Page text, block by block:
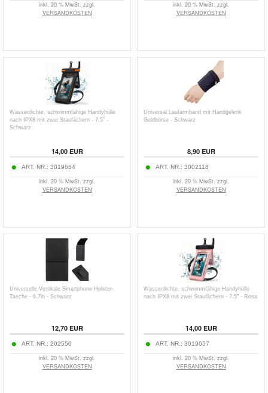
inkl. 20 % MwSt. zzgl.
VERSANDKOSTEN
inkl. 20 % MwSt. zzgl.
VERSANDKOSTEN
Wasserdichte, schwimmfähige Handyhülle
nach IPX8 mit zwei Staufächern - 7.5" -
Schwarz
14,00EUR
ART. NR.: 3019654
inkl. 20 % MwSt. zzgl.
VERSANDKOSTEN
Universal Laufarmband mit Handgelenk
Geldbörse - Schwarz
8,90EUR
ART. NR.: 3002118
inkl. 20 % MwSt. zzgl.
VERSANDKOSTEN
Universelle Vertikale Smartphone Holster-
Tasche - 6.7in - Schwarz
12,70EUR
ART. NR.: 202550
inkl. 20 % MwSt. zzgl.
VERSANDKOSTEN
Wasserdichte, schwimmfähige Handyhülle
nach IPX8 mit zwei Staufächern - 7.5" - Rosa
14,00EUR
ART. NR.: 3019657
inkl. 20 % MwSt. zzgl.
VERSANDKOSTEN